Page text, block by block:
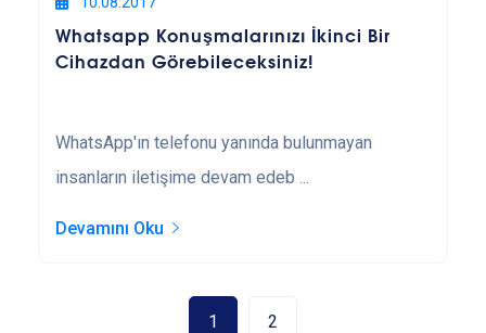
Whatsapp Konuşmalarınızı İkinci Bir
Cihazdan Görebileceksiniz!
WhatsApp'ın telefonu yanında bulunmayan
insanların iletişime devam edeb ...
Devamını Oku
1 2